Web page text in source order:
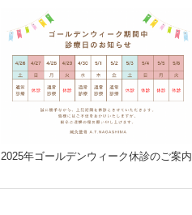
2025年ゴールデンウィーク休診のご案内